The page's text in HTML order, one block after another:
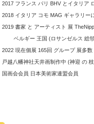
2017 フランス パリ BHV とイタリア
2018 イタリア コモ MAG ギャラリー
2019 書家 と アーティスト 展
ベルギー 王国 (ロサンゼルス 総
2022 現在個展 165回 グループ 展多数
戸越八幡神社天井画制作中 (神迎 の
国画会会員 日本美術家連盟会員